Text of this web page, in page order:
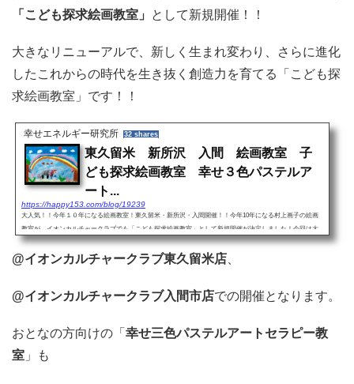
「こども探求絵画教室」
として新規開催！！
大きなリニューアルで、新しく生まれ変わり、さらに進化
したこれからの時代を生き抜く創造力を育てる「こども探
求絵画教室」です！！
幸せエネルギー研究所 32 shares
東久留米 新所沢 入間 絵画教室 子
ども探求絵画教室 幸せ３色パステルア
ート...
https://happy153.com/blog/19239
大人気！！今年１０年になる絵画教室！東久留米・新所沢・入間開催！！今年10年になる村上画子の絵画
教室が、イオンカルチャークラブでも「こども探求絵画教室」として新規開催が決定しました！今回は大
きなリニューアルがあり、新しく生まれ変わり、さらに進化した...
@イオンカルチャークラブ東久留米店
@イオンカルチャークラブ入間市店での開催となります。
おとなの方向けの「 幸せ三色パステルアートセラピー教
室 」も